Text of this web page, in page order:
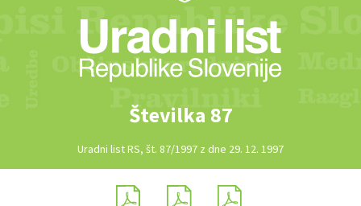
Številka 87
Uradni list RS, št. 87/1997 z dne 29. 12. 1997